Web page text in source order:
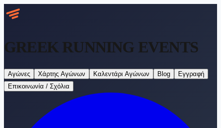
GREEK RUNNING EVENTS
Αγώνες Χάρτης Αγώνων Καλεντάρι Αγώνων Blog
Εγγραφή
Επικοινωνία / Σχόλια